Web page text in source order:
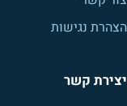
הצהרת נגישות
יצירת קשר